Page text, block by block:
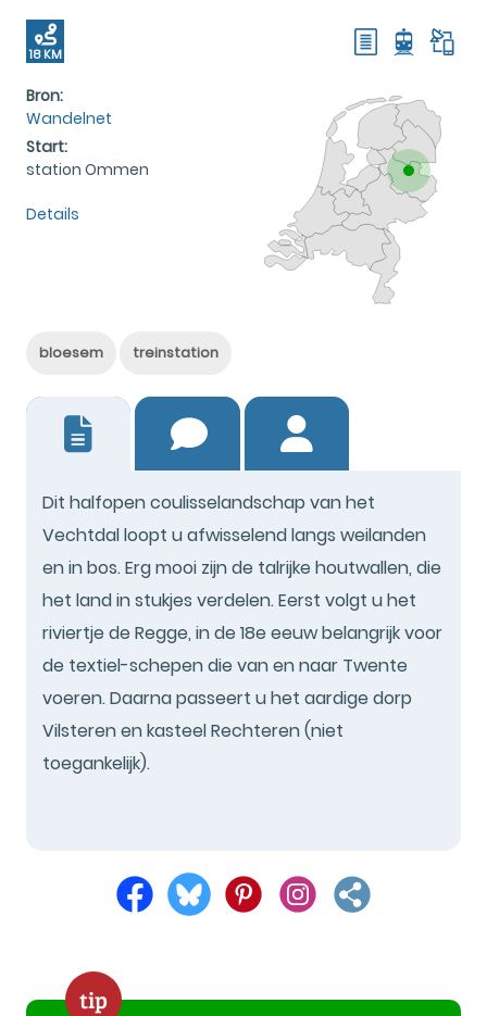
18 KM
Bron:
Wandelnet
Start:
station Ommen
Details
bloesem treinstation
Dit halfopen coulisselandschap van het
Vechtdal loopt u afwisselend langs weilanden
en in bos. Erg mooi zijn de talrijke houtwallen, die
het land in stukjes verdelen. Eerst volgt u het
riviertje de Regge, in de 18e eeuw belangrijk voor
de textiel-schepen die van en naar Twente
voeren. Daarna passeert u het aardige dorp
Vilsteren en kasteel Rechteren (niet
toegankelijk).
tip